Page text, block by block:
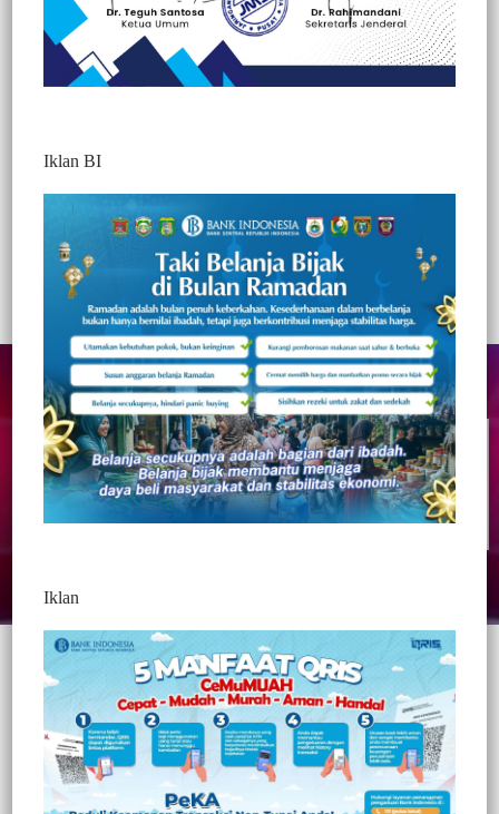
OBJEK WISATA SEGERA DIBUKA, INI
VIDEO PENJELASAN KADIS
PARIWISATA
Redaksi Jurnaltivi
0 Min Baca
Selasa, 25 Agustus 2020
389
Post Views: 389
Iklan BI
Iklan